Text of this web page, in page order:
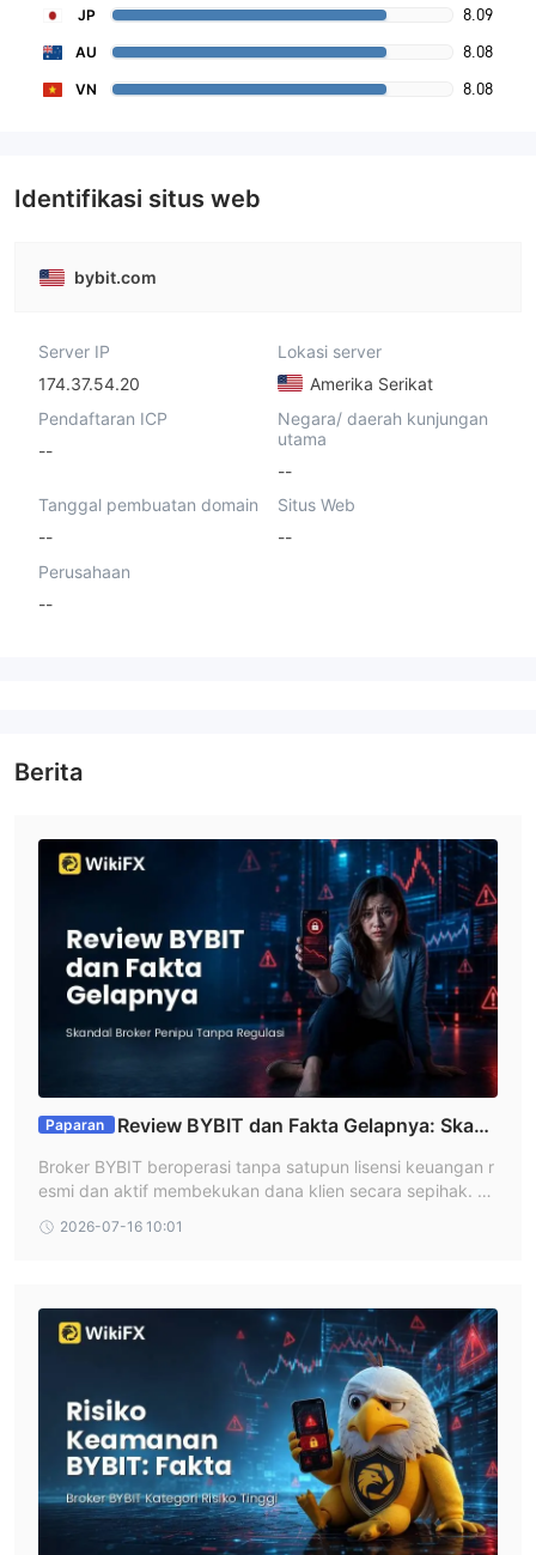
JP 8.09
AU 8.08
VN 8.08
Identifikasi situs web
bybit.com
Server IP
174.37.54.20
Lokasi server
Amerika Serikat
Pendaftaran ICP
--
Negara/ daerah kunjungan
utama
--
Tanggal pembuatan domain
--
Situs Web
--
Perusahaan
--
Berita
Paparan
Review BYBIT dan Fakta Gelapnya: Skand
Broker BYBIT beroperasi tanpa satupun lisensi keuangan r
esmi dan aktif membekukan dana klien secara sepihak. D
an keuntungan dan status keamanan dana yang hancur b
2026-07-16 10:01